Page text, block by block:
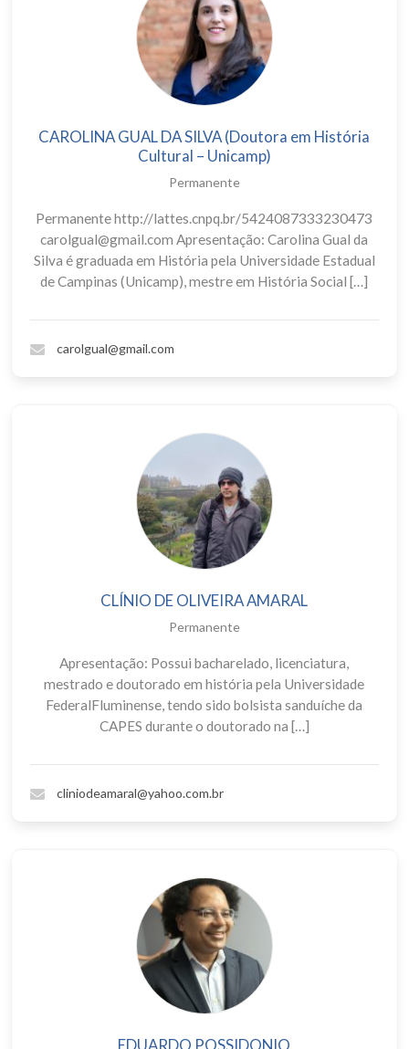
CAROLINA GUAL DA SILVA (Doutora em História
Cultural – Unicamp)
Permanente
Permanente http://lattes.cnpq.br/5424087333230473
carolgual@gmail.com Apresentação: Carolina Gual da
Silva é graduada em História pela Universidade Estadual
de Campinas (Unicamp), mestre em História Social […]
carolgual@gmail.com
CLÍNIO DE OLIVEIRA AMARAL
Permanente
Apresentação: Possui bacharelado, licenciatura,
mestrado e doutorado em história pela Universidade
FederalFluminense, tendo sido bolsista sanduíche da
CAPES durante o doutorado na […]
cliniodeamaral@yahoo.com.br
EDUARDO POSSIDONIO